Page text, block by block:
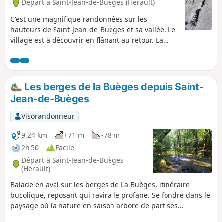
Départ à Saint-Jean-de-Buèges (Hérault)
C'est une magnifique randonnées sur les
hauteurs de Saint-Jean-de-Buèges et sa vallée. Le
village est à découvrir en flânant au retour. La
grand plaisir en janvier 2025. Temps froid mais
grand soleil. Pas de changement notable sauf une
lavogne nouvelle au point 6 et effectivement
absence du caillou percé au point 5. Rando
presque toujours en balcon donc au soleil.
Les berges de la Buèges depuis Saint-
Jean-de-Buèges
Visorandonneur
9,24 km
+71 m
-78 m
2h 50
Facile
Départ à Saint-Jean-de-Buèges
(Hérault)
Balade en aval sur les berges de La Buèges, itinéraire
bucolique, reposant qui ravira le profane. Se fondre dans le
paysage où la nature en saison arbore de part ses